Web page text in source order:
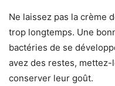
Ne laissez pas la crème
trop longtemps. Une
bactéries de se
avez des restes,
conserver leur goût.